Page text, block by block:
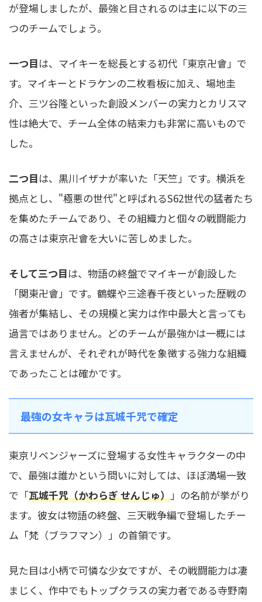
が登場しましたが、最強と目されるのは主に以下の三
つのチームでしょう。
一つ目は、マイキーを総長とする初代「東京卍會」で
す。マイキーとドラケンの二枚看板に加え、場地圭
介、三ツ谷隆といった創設メンバーの実力とカリスマ
性は絶大で、チーム全体の結束力も非常に高いもので
した。
二つ目は、黒川イザナが率いた「天竺」です。横浜を
拠点とし、"極悪の世代"と呼ばれるS62世代の猛者たち
を集めたチームであり、その組織力と個々の戦闘能力
の高さは東京卍會を大いに苦しめました。
そして三つ目は、物語の終盤でマイキーが創設した
「関東卍會」です。鶴蝶や三途春千夜といった歴戦の
強者が集結し、その規模と実力は作中最大と言っても
過言ではありません。どのチームが最強かは一概には
言えませんが、それぞれが時代を象徴する強力な組織
であったことは確かです。
最強の女キャラは瓦城千咒で確定
東京リベンジャーズに登場する女性キャラクターの中
で、最強は誰かという問いに対しては、ほぼ満場一致
で「瓦城千咒（かわらぎ せんじゅ）」の名前が挙がり
ます。彼女は物語の終盤、三天戦争編で登場したチー
ム「梵（ブラフマン）」の首領です。
見た目は小柄で可憐な少女ですが、その戦闘能力は凄
まじく、作中でもトップクラスの実力者である寺野南